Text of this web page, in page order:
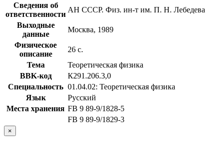
Сведения об
ответственности
АН СССР. Физ. ин-т им. П. Н. Лебедева
Выходные
данные
Москва, 1989
Физическое
описание
26 с.
Тема
Теоретическая физика
BBK-код
К291.206.3,0
Специальность 01.04.02: Теоретическая физика
Язык
Русский
Места хранения FB 9 89-9/1828-5
FB 9 89-9/1829-3
×